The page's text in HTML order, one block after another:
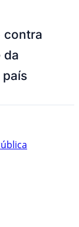
contra
da